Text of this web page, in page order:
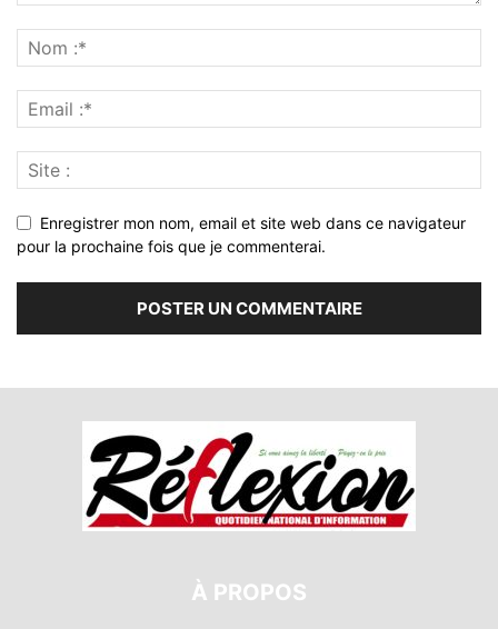
Enregistrer mon nom, email et site web dans ce navigateur
pour la prochaine fois que je commenterai.
À PROPOS